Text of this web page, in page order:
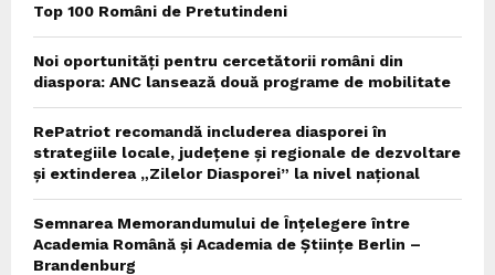
Top 100 Români de Pretutindeni
Noi oportunități pentru cercetătorii români din
diaspora: ANC lansează două programe de mobilitate
RePatriot recomandă includerea diasporei în
strategiile locale, județene și regionale de dezvoltare
și extinderea „Zilelor Diasporei” la nivel național
Semnarea Memorandumului de Înțelegere între
Academia Română și Academia de Științe Berlin –
Brandenburg